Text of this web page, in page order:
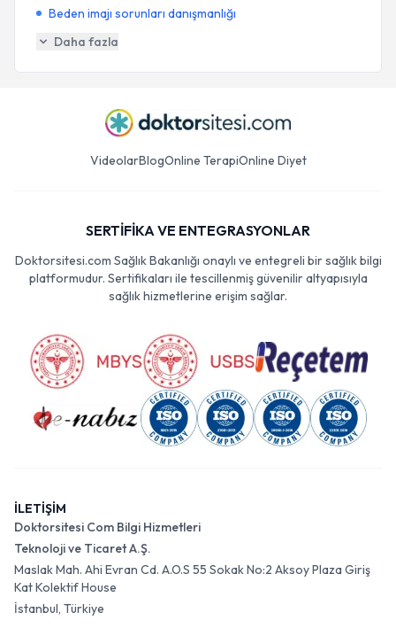
Beden imajı sorunları danışmanlığı
Daha fazla
VideolarBlogOnline TerapiOnline Diyet
SERTİFİKA VE ENTEGRASYONLAR
Doktorsitesi.com Sağlık Bakanlığı onaylı ve entegreli bir sağlık bilgi
platformudur. Sertifikaları ile tescillenmiş güvenilir altyapısıyla
sağlık hizmetlerine erişim sağlar.
İLETİŞİM
Doktorsitesi Com Bilgi Hizmetleri
Teknoloji ve Ticaret A.Ş.
Maslak Mah. Ahi Evran Cd. A.O.S 55 Sokak No:2 Aksoy Plaza Giriş
Kat Kolektif House
İstanbul, Türkiye